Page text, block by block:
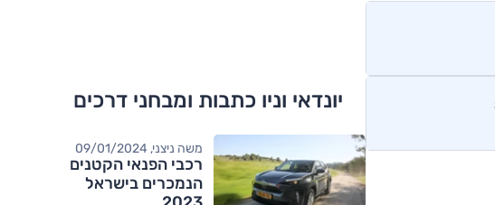
יונדאי וניו כתבות ומבחני דרכים
משה ניצני, 09/01/2024
רכבי הפנאי הקטנים
הנמכרים בישראל